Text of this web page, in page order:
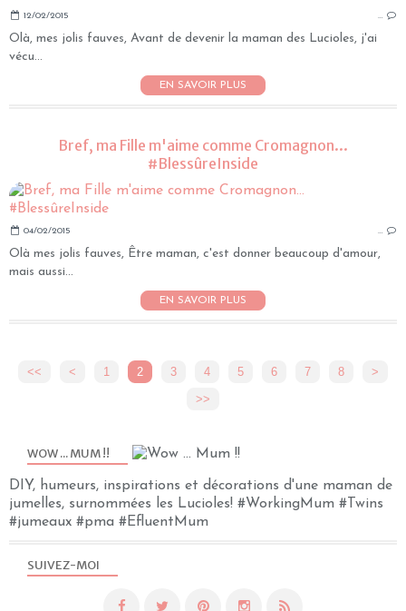
12/02/2015 …
Olà, mes jolis fauves, Avant de devenir la maman des Lucioles, j'ai
vécu...
EN SAVOIR PLUS
Bref, ma Fille m'aime comme Cromagnon...
#BlessûreInside
04/02/2015 …
Olà mes jolis fauves, Être maman, c'est donner beaucoup d'amour,
mais aussi...
EN SAVOIR PLUS
<< < 1 2 3 4 5 6 7 8
>
>>
SUIVEZ-MOI
WOW ... MUM !!
DIY, humeurs, inspirations et décorations d'une maman de
jumelles, surnommées les Lucioles! #WorkingMum #Twins
#jumeaux #pma #EfluentMum